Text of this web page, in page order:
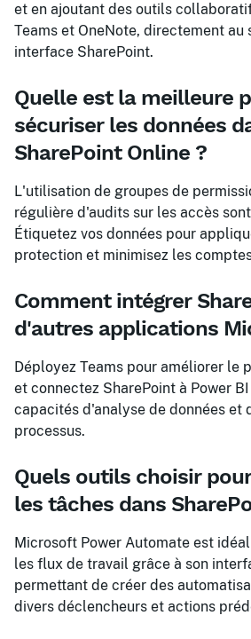
et en ajoutant des outils
Teams et OneNote, directement au
interface SharePoint.
Quelle est la meilleure
sécuriser les données
SharePoint Online ?
L'utilisation de groupes de
régulière d'audits sur les accès
Étiquetez vos données pour
protection et minimisez les
Comment intégrer
d'autres applications
Déployez Teams pour améliorer le
et connectez SharePoint à Power
capacités d'analyse de données et
processus.
Quels outils choisir
les tâches dans
Microsoft Power Automate est
les flux de travail grâce à son
permettant de créer des
divers déclencheurs et actions